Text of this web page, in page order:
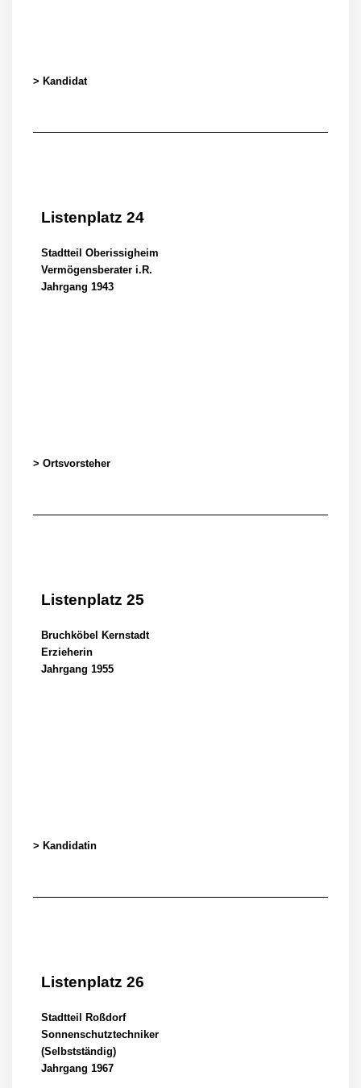
> Kandidat
Listenplatz 24
Stadtteil Oberissigheim
Vermögensberater i.R.
Jahrgang 1943
> Ortsvorsteher
Listenplatz 25
Bruchköbel Kernstadt
Erzieherin
Jahrgang 1955
> Kandidatin
Listenplatz 26
Stadtteil Roßdorf
Sonnenschutztechniker
(Selbstständig)
Jahrgang 1967